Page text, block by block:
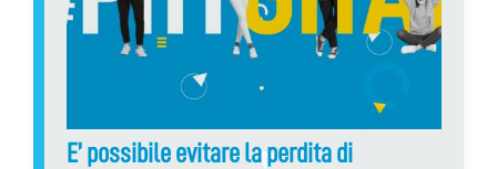
E’ possibile evitare la perdita di